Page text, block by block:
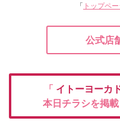
「 トップペ
公式店
「 イトーヨーカ
本日チラシを掲